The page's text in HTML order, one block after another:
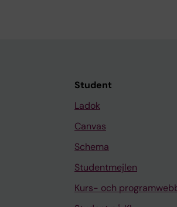
Student
Ladok
Canvas
Schema
Studentmejlen
Kurs- och